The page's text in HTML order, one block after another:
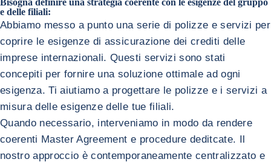
e delle filiali:
Abbiamo messo a punto una serie di polizze e servizi per
coprire le esigenze di assicurazione dei crediti delle
imprese internazionali. Questi servizi sono stati
concepiti per fornire una soluzione ottimale ad ogni
esigenza. Ti aiutiamo a progettare le polizze e i servizi a
misura delle esigenze delle tue filiali.
Quando necessario, interveniamo in modo da rendere
coerenti Master Agreement e procedure deditcate. Il
nostro approccio è contemporaneamente centralizzato e